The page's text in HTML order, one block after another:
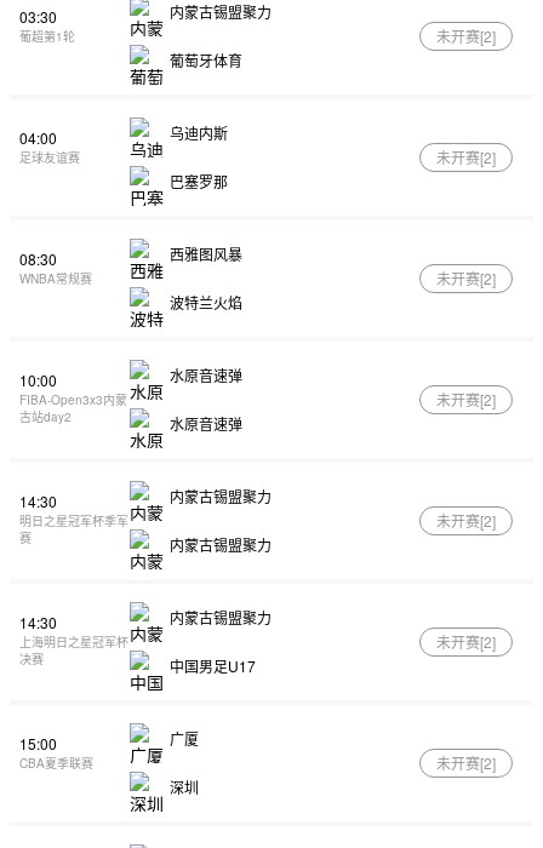
03:30
葡超第1轮
内蒙古锡盟聚力
葡萄牙体育
未开赛[2]
04:00
足球友谊赛
乌迪内斯
巴塞罗那
未开赛[2]
08:30
WNBA常规赛
西雅图风暴
波特兰火焰
未开赛[2]
10:00
FIBA-Open3x3内蒙
古站day2
水原音速弹
水原音速弹
未开赛[2]
14:30
明日之星冠军杯季军
赛
内蒙古锡盟聚力
内蒙古锡盟聚力
未开赛[2]
14:30
上海明日之星冠军杯
决赛
内蒙古锡盟聚力
中国男足U17
未开赛[2]
15:00
CBA夏季联赛
广厦
深圳
未开赛[2]